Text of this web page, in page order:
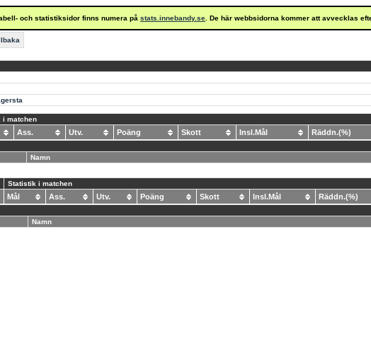
och statistiksidor finns numera på stats.innebandy.se . De här webbsidorna kommer att avvecklas
i matchen
Ass. Utv. Poäng Skott Insl.Mål Räddn.(%)
Namn
Statistik i matchen
Mål Ass. Utv. Poäng Skott Insl.Mål Räddn.(%)
Namn